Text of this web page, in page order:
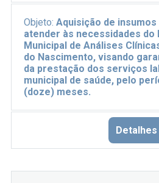
Objeto: Aquisição de
atender às necessidades do
Municipal de Análises
do Nascimento, visando
da prestação dos serviços
municipal de saúde, pelo
(doze) meses.
Detalhes